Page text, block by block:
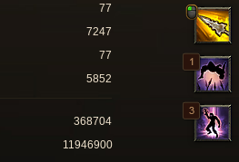
77
7247
77
5852
368704
11946900